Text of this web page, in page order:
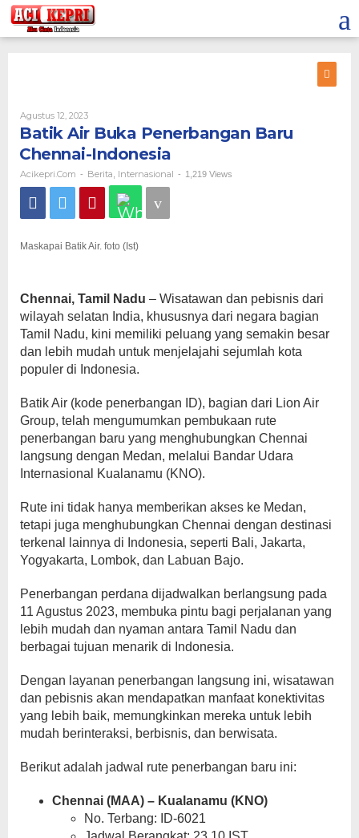
Lewati
ke
konten
Agustus 12, 2023Oleh
Acikepri.com
Batik Air Buka Penerbangan Baru
Chennai-Indonesia
Acikepri.com - Berita Internasional - 1,219 Views
Maskapai Batik Air. foto (Ist)
Chennai, Tamil Nadu – Wisatawan dan pebisnis dari
wilayah selatan India, khususnya dari negara bagian
Tamil Nadu, kini memiliki peluang yang semakin besar
dan lebih mudah untuk menjelajahi sejumlah kota
populer di Indonesia.
Batik Air (kode penerbangan ID), bagian dari Lion Air
Group, telah mengumumkan pembukaan rute
penerbangan baru yang menghubungkan Chennai
langsung dengan Medan, melalui Bandar Udara
Internasional Kualanamu (KNO).
Rute ini tidak hanya memberikan akses ke Medan,
tetapi juga menghubungkan Chennai dengan destinasi
terkenal lainnya di Indonesia, seperti Bali, Jakarta,
Yogyakarta, Lombok, dan Labuan Bajo.
Penerbangan perdana dijadwalkan berlangsung pada
11 Agustus 2023, membuka pintu bagi perjalanan yang
lebih mudah dan nyaman antara Tamil Nadu dan
berbagai tujuan menarik di Indonesia.
Dengan layanan penerbangan langsung ini, wisatawan
dan pebisnis akan mendapatkan manfaat konektivitas
yang lebih baik, memungkinkan mereka untuk lebih
mudah berinteraksi, berbisnis, dan berwisata.
Berikut adalah jadwal rute penerbangan baru ini:
Chennai (MAA) – Kualanamu (KNO)
No. Terbang: ID-6021